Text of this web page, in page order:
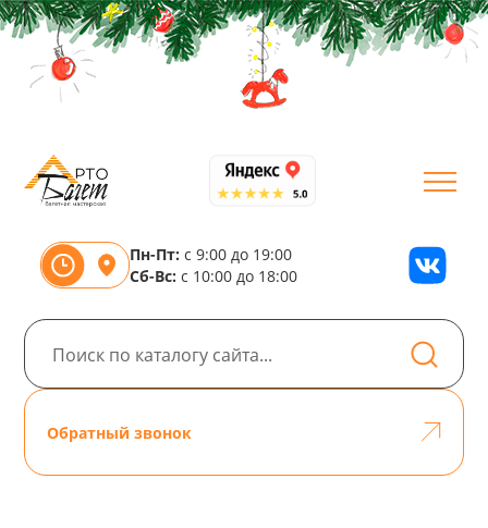
Пн-Пт: с 9:00 до 19:00
Сб-Вс: с 10:00 до 18:00
Обратный звонок